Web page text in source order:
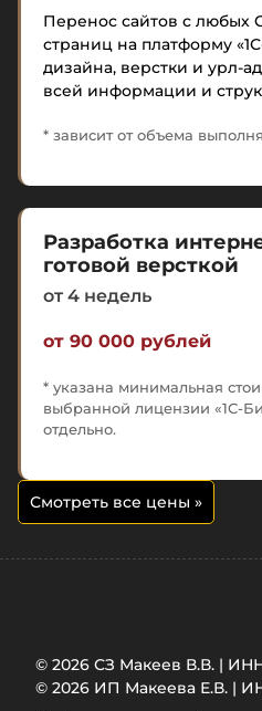
Перенос сайтов с любых
страниц на платформу
дизайна, верстки и урл-
всей информации и
* зависит от объема
Разработка
готовой версткой
от 4 недель
от 90 000 рублей
* указана минимальная
выбранной лицензии «1С-
отдельно.
Смотреть все цены »
© 2026 СЗ Макеев В.В. | ИНН:
© 2026 ИП Макеева Е.В. |